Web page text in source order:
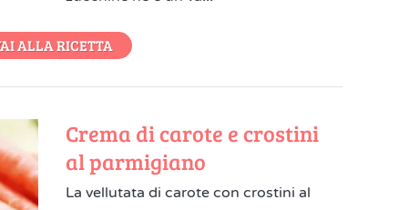
ALLA RICETTA
Crema di carote e crostini
al parmigiano
La vellutata di carote con crostini al